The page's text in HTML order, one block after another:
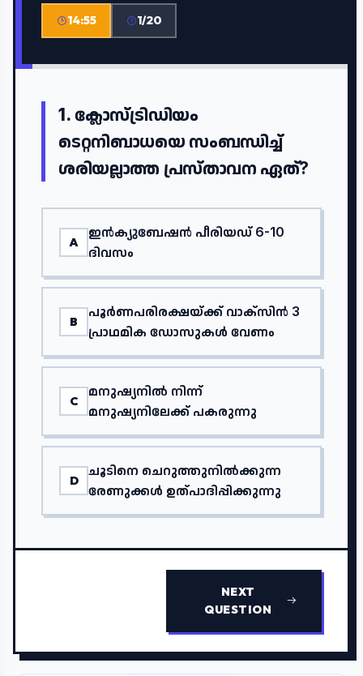
14:55 1/20
1. ക്ലോസ്ട്രിഡിയം
ടെറ്റനിബാധയെ സംബന്ധിച്ച്
ശരിയല്ലാത്ത പ്രസ്താവന ഏത്?
A
ഇൻക്യുബേഷൻ പീരിയഡ് 6-10
ദിവസം
B
പൂർണപരിരക്ഷയ്ക്ക് വാക്സിൻ 3
പ്രാഥമിക ഡോസുകൾ വേണം
C
മനുഷ്യനിൽ നിന്ന്
മനുഷ്യനിലേക്ക് പകരുന്നു
D
ചൂടിനെ ചെറുത്തുനിൽക്കുന്ന
രേണുക്കൾ ഉത്പാദിപ്പിക്കുന്നു
NEXT
QUESTION